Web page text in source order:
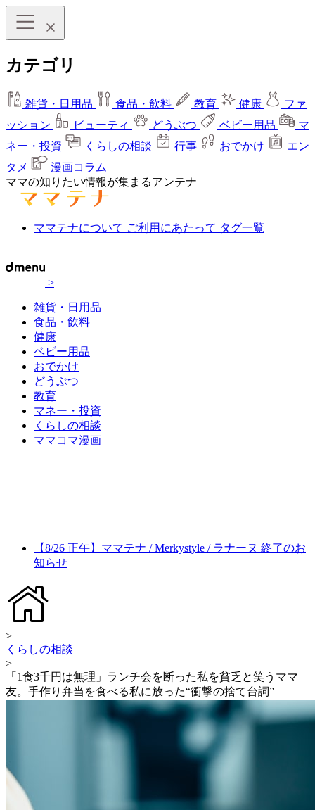
カテゴリ
雑貨・日用品 食品・飲料 教育 健康
ファ
ッション
ビューティ どうぶつ ベビー用品
マ
ネー・投資
くらしの相談 行事 おでかけ
エン
タメ
漫画コラム
ママの知りたい情報が集まるアンテナ
ママテナについて ご利用にあたって タグ一覧
>
雑貨・日用品
食品・飲料
健康
ベビー用品
おでかけ
どうぶつ
教育
マネー・投資
くらしの相談
ママコマ漫画
【8/26 正午】ママテナ / Merkystyle / ラナーヌ 終了のお
知らせ
>
くらしの相談
>
「1食3千円は無理」ランチ会を断った私を貧乏と笑うママ
友。手作り弁当を食べる私に放った“衝撃の捨て台詞”